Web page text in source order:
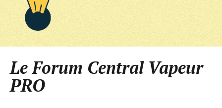
Le Forum Central Vapeur
PRO